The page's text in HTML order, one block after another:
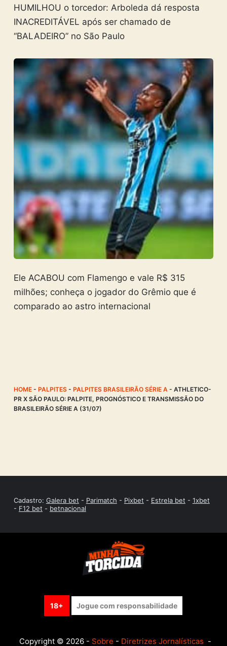
HUMILHOU o torcedor: Arboleda dá resposta
INACREDITÁVEL após ser chamado de
“BALADEIRO” no São Paulo
Ele ACABOU com Flamengo e vale R$ 315
milhões; conheça o jogador do Grêmio que é
comparado ao astro internacional
HOME- PALPITES- PALPITES BRASILEIRÃO SÉRIE A - ATHLETICO-
PR X SÃO PAULO: PALPITE, PROGNÓSTICO E TRANSMISSÃO DO
BRASILEIRÃO SÉRIE A (31/07)
Cadastro: Galera bet - Parimatch - Pixbet - Estrela bet - 1xbet
- F12 bet - betnacional
18+ Jogue com responsabilidade
Copyright © 2026 - Sobre - Diretrizes Jornalísticas -